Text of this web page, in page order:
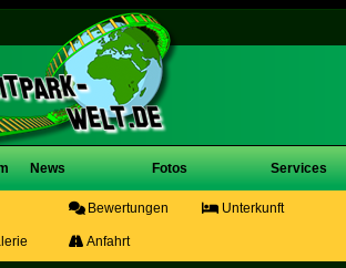
News Fotos Services
Bewertungen Unterkunft
Anfahrt